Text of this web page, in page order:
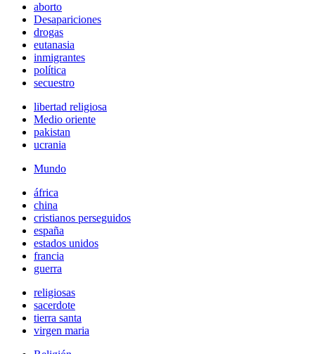
aborto
Desapariciones
drogas
eutanasia
inmigrantes
política
secuestro
libertad religiosa
Medio oriente
pakistan
ucrania
Mundo
áfrica
china
cristianos perseguidos
españa
estados unidos
francia
guerra
religiosas
sacerdote
tierra santa
virgen maria